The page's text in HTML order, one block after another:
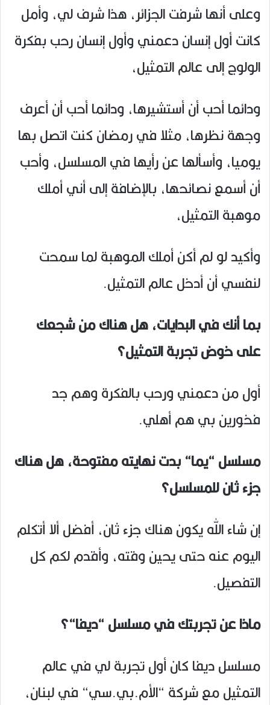
وعلى أنها شرفت الجزائر، هذا شرف لي، وأمل
كانت أول إنسان دعمني وأول إنسان رحب بفكرة
الولوج إلى عالم التمثيل،
ودائما أحب أن أستشيرها، ودائما أحب أن أعرف
وجهة نظرها، مثلا في رمضان كنت اتصل بها
يوميا، وأسألها عن رأيها في المسلسل، وأحب
أن أسمع نصائحها، بالإضافة إلى أني أملك
موهبة التمثيل،
وأكيد لو لم أكن أملك الموهبة لما سمحت
لنفسي أن أدخل عالم التمثيل.
بما أنك في البدايات، هل هناك من شجعك
على خوض تجربة التمثيل؟
أول من دعمني ورحب بالفكرة وهم جد
فخورين بي هم أهلي.
مسلسل “يما“ بدت نهايته مفتوحة، هل هناك
جزء ثان للمسلسل؟
إن شاء الله يكون هناك جزء ثان، أفضل ألا أتكلم
اليوم عنه حتى يحين وقته، وأقدم لكم كل
التفصيل.
ماذا عن تجربتك في مسلسل “ديفا“؟
مسلسل ديفا كان أول تجربة لي في عالم
التمثيل مع شركة “الأم.بي.سي“ في لبنان،